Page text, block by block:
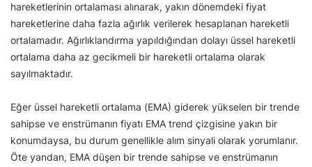
hareketlerinin ortalaması alınarak, yakın dönemdeki fiyat
hareketlerine daha fazla ağırlık verilerek hesaplanan hareketli
ortalamadır. Ağırlıklandırma yapıldığından dolayı üssel hareketli
ortalama daha az gecikmeli bir hareketli ortalama olarak
sayılmaktadır.
Eğer üssel hareketli ortalama (EMA) giderek yükselen bir trende
sahipse ve enstrümanın fiyatı EMA trend çizgisine yakın bir
konumdaysa, bu durum genellikle alım sinyali olarak yorumlanır.
Öte yandan, EMA düşen bir trende sahipse ve enstrümanın